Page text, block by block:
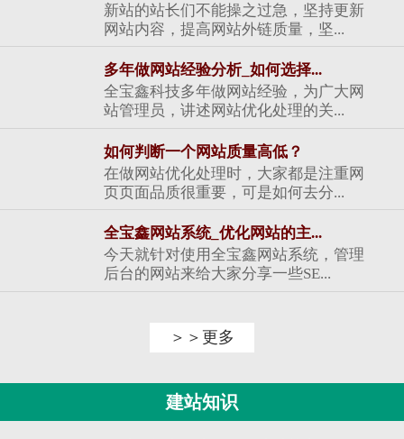
新站的站长们不能操之过急，坚持更新
网站内容，提高网站外链质量，坚...
多年做网站经验分析_如何选择...
全宝鑫科技多年做网站经验，为广大网
站管理员，讲述网站优化处理的关...
如何判断一个网站质量高低？
在做网站优化处理时，大家都是注重网
页页面品质很重要，可是如何去分...
全宝鑫网站系统_优化网站的主...
今天就针对使用全宝鑫网站系统，管理
后台的网站来给大家分享一些SE...
＞＞更多
建站知识